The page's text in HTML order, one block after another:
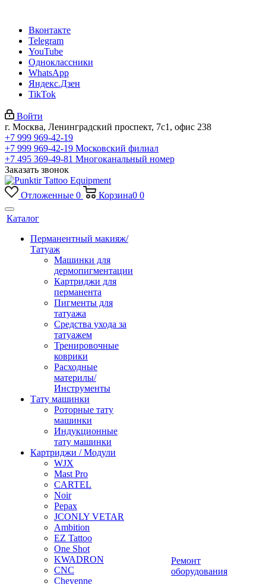
Вконтакте
Telegram
YouTube
Одноклассники
WhatsApp
Яндекс.Дзен
TikTok
Войти
г. Москва, Ленинградский проспект, 7с1, офис 238
+7 999 969-42-19
+7 999 969-42-19 Московский филиал
+7 495 369-49-81 Многоканальный номер
Заказать звонок
Отложенные 0 Корзина0 0
Каталог
Перманентный макияж/
Татуаж
Машинки для
дермопигментации
Картриджи для
перманента
Пигменты для
татуажа
Средства ухода за
татуажем
Тренировочные
коврики
Расходные
материлы/
Инструменты
Тату машинки
Роторные тату
машинки
Индукционные
тату машинки
Картриджи / Модули
WJX
Mast Pro
CARTEL
Noir
Pepax
JCONLY VETAR
Ambition
EZ Tattoo
One Shot
KWADRON
CNC
Cheyenne
Ремонт
оборудования